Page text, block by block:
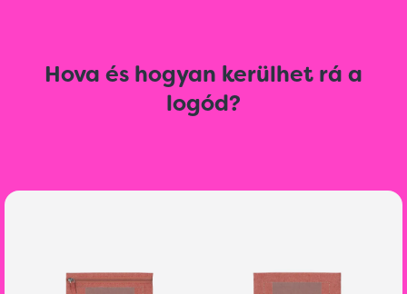
Hova és hogyan kerülhet rá a
logód?